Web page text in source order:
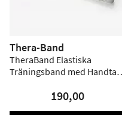
Thera-Band
TheraBand Elastiska
Träningsband med Handtag
190,00